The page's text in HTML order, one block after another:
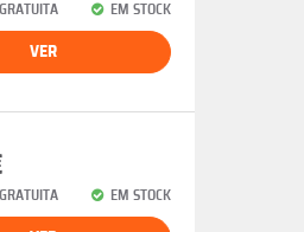
EM STOCK
VER
EM STOCK